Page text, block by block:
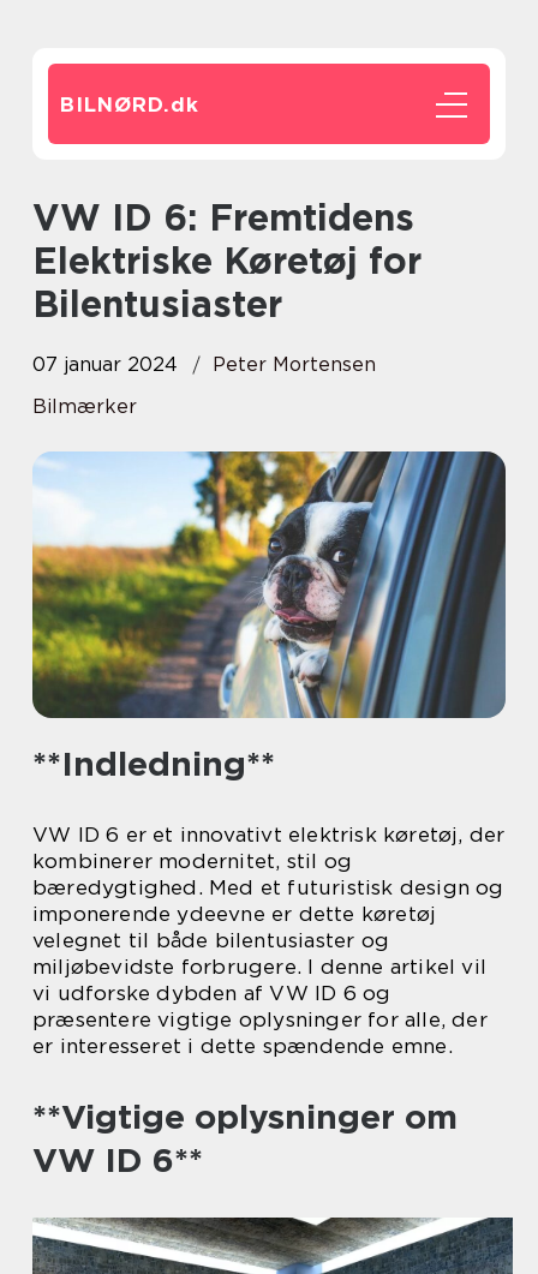
BILNØRD.dk
VW ID 6: Fremtidens
Elektriske Køretøj for
Bilentusiaster
07 januar 2024
Peter Mortensen
Bilmærker
**Indledning**
VW ID 6 er et innovativt elektrisk køretøj, der
kombinerer modernitet, stil og
bæredygtighed. Med et futuristisk design og
imponerende ydeevne er dette køretøj
velegnet til både bilentusiaster og
miljøbevidste forbrugere. I denne artikel vil
vi udforske dybden af VW ID 6 og
præsentere vigtige oplysninger for alle, der
er interesseret i dette spændende emne.
**Vigtige oplysninger om
VW ID 6**